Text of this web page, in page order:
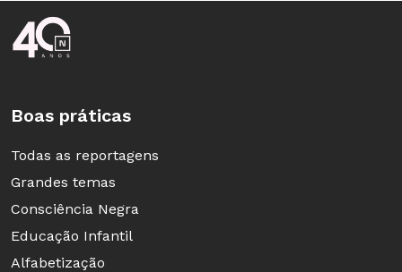
tentativa de articular União e
redes estaduais e municipais.
BUROCRACIA.O MEC fez
um texto-base para o SNE,
e só. A promessa de criar
uma comissão para debater o
assunto e construir a redação
final ainda não aconteceu.
Rodapé da Nova Escola
Boas práticas
Todas as reportagens
Grandes temas
Consciência Negra
Educação Infantil
Alfabetização